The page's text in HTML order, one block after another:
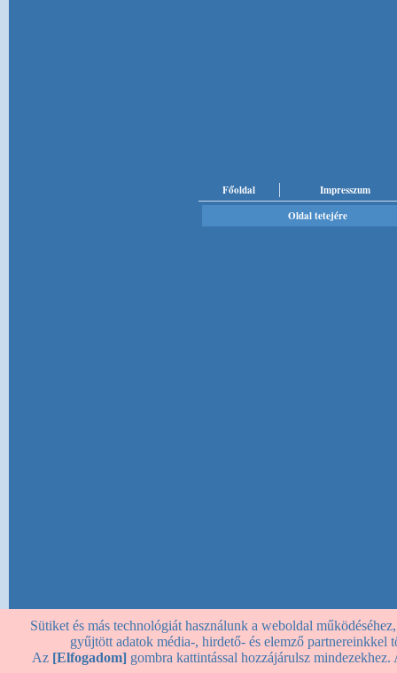
Főoldal
Impresszum
Oldal tetejére
Sütiket és más technológiát használunk a weboldal
gyűjtött adatok média-, hirdető- és elemző partnereinkkel
Az [Elfogadom] gombra kattintással hozzájárulsz